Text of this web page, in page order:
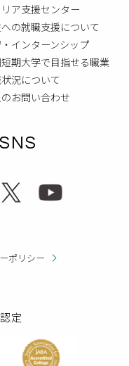
ア支援センター
の就職支援について
インターンシップ
期大学で目指せる職業
況について
お問い合わせ
ポリシー
定